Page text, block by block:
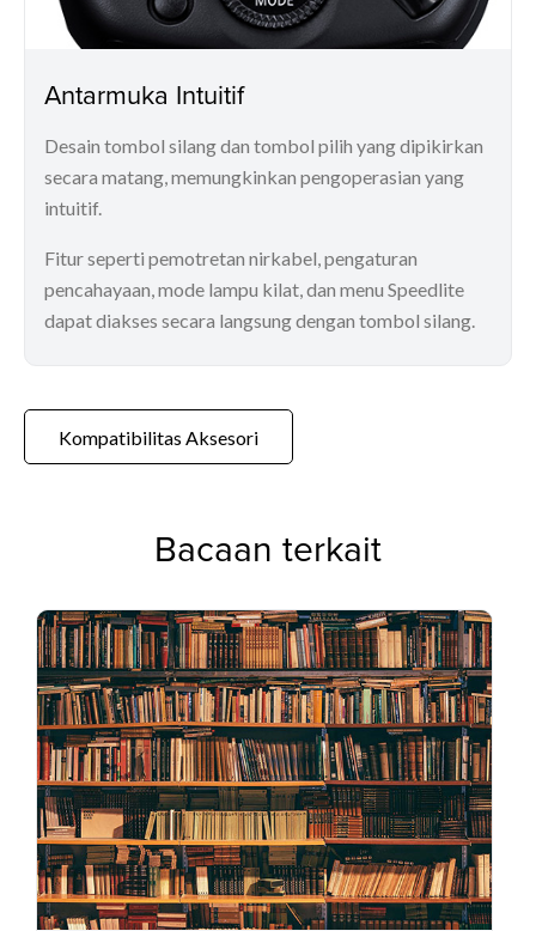
Antarmuka Intuitif
Desain tombol silang dan tombol pilih yang dipikirkan
secara matang, memungkinkan pengoperasian yang
intuitif.
Fitur seperti pemotretan nirkabel, pengaturan
pencahayaan, mode lampu kilat, dan menu Speedlite
dapat diakses secara langsung dengan tombol silang.
Kompatibilitas Aksesori
Bacaan terkait